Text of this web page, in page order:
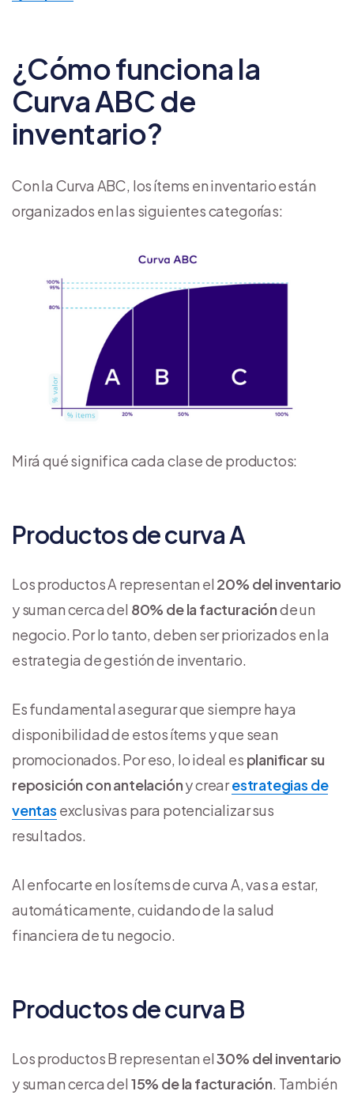
¿Cómo funciona la
Curva ABC de
inventario?
Con la Curva ABC, los ítems en inventario están
organizados en las siguientes categorías:
Mirá qué significa cada clase de productos:
Productos de curva A
Los productos A representan el 20% del inventario
y suman cerca del 80% de la facturaciónde un
negocio. Por lo tanto, deben ser priorizados en la
estrategia de gestión de inventario.
Es fundamental asegurar que siempre haya
disponibilidad de estos ítems y que sean
promocionados. Por eso, lo ideal es planificar su
reposición con antelacióny crearestrategias de
ventas exclusivas para potencializar sus
resultados.
Al enfocarte en los ítems de curva A, vas a estar,
automáticamente, cuidando de la salud
financiera de tu negocio.
Productos de curva B
Los productos B representan el30% del inventario
y suman cerca del 15% de la facturación. También